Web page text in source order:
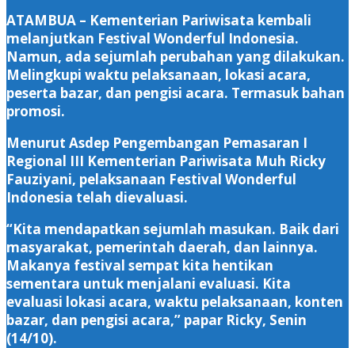
ATAMBUA – Kementerian Pariwisata kembali
melanjutkan Festival Wonderful Indonesia.
Namun, ada sejumlah perubahan yang dilakukan.
Melingkupi waktu pelaksanaan, lokasi acara,
peserta bazar, dan pengisi acara. Termasuk bahan
promosi.
Menurut Asdep Pengembangan Pemasaran I
Regional III Kementerian Pariwisata Muh Ricky
Fauziyani, pelaksanaan Festival Wonderful
Indonesia telah dievaluasi.
“Kita mendapatkan sejumlah masukan. Baik dari
masyarakat, pemerintah daerah, dan lainnya.
Makanya festival sempat kita hentikan
sementara untuk menjalani evaluasi. Kita
evaluasi lokasi acara, waktu pelaksanaan, konten
bazar, dan pengisi acara,” papar Ricky, Senin
(14/10).